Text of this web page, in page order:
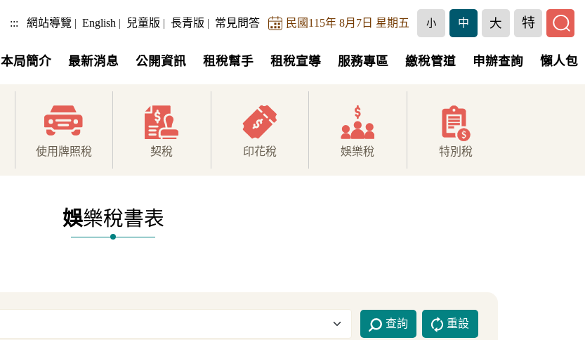
::: 網站導覽 | English | 兒童版 | 長青版 | 常見問答 民國115年 8月7日 星期五 小 中 大 特
本局簡介 最新消息 公開資訊 租稅幫手 租稅宣導 服務專區 繳稅管道 申辦查詢 懶人包
使用牌照稅 契稅 印花稅 娛樂稅 特別稅
娛樂稅書表
查詢 重設